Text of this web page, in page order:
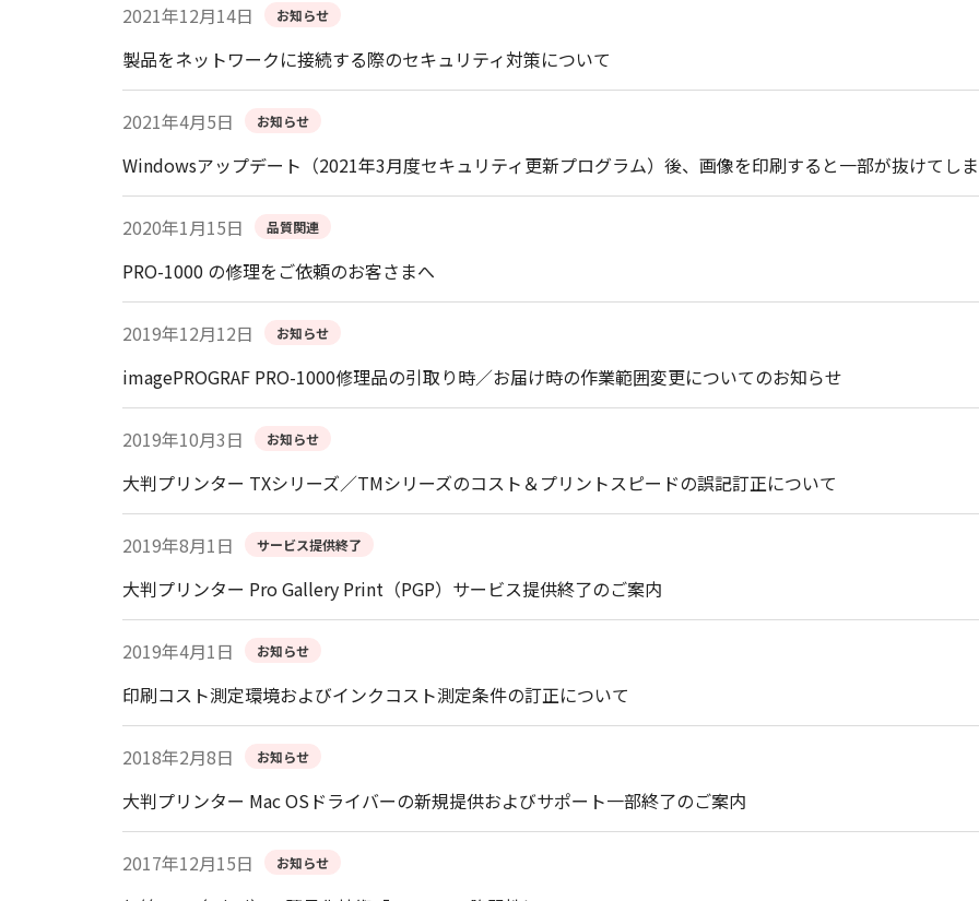
2021年12月14日 お知らせ
製品をネットワークに接続する際のセキュリティ対策について
2021年4月5日 お知らせ
Windowsアップデート（2021年3月度セキュリティ更新プログラム）後、画像を印刷すると一部が抜けてし
2020年1月15日 品質関連
PRO-1000 の修理をご依頼のお客さまへ
2019年12月12日 お知らせ
imagePROGRAF PRO-1000修理品の引取り時／お届け時の作業範囲変更についてのお知らせ
2019年10月3日 お知らせ
大判プリンター TXシリーズ／TMシリーズのコスト＆プリントスピードの誤記訂正について
2019年8月1日 サービス提供終了
大判プリンター Pro Gallery Print（PGP）サービス提供終了のご案内
2019年4月1日 お知らせ
印刷コスト測定環境およびインクコスト測定条件の訂正について
2018年2月8日 お知らせ
大判プリンター Mac OSドライバーの新規提供およびサポート一部終了のご案内
2017年12月15日 お知らせ